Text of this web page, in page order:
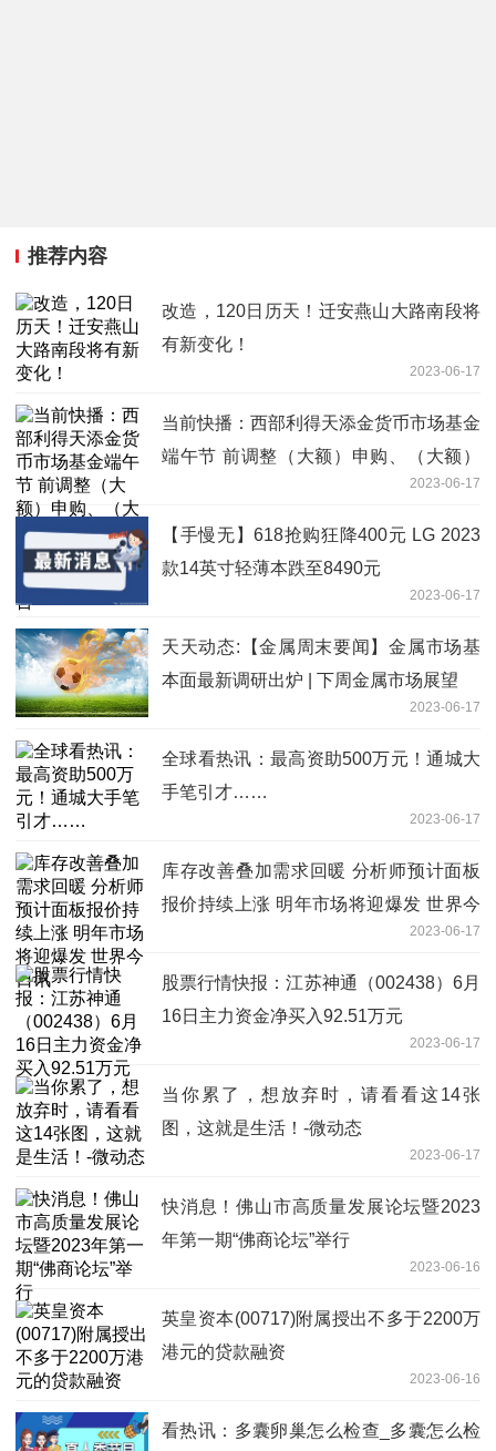
推荐内容
改造，120日历天！迁安燕山大路南段将
有新变化！​
2023-06-17
当前快播：西部利得天添金货币市场基金
端午节 前调整（大额）申购、（大额）
转换转入、 （大额）定期定额投资业务
的公告
2023-06-17
【手慢无】618抢购狂降400元 LG 2023
款14英寸轻薄本跌至8490元
2023-06-17
天天动态:【金属周末要闻】金属市场基
本面最新调研出炉 | 下周金属市场展望
2023-06-17
全球看热讯：最高资助500万元！通城大
手笔引才……
2023-06-17
库存改善叠加需求回暖 分析师预计面板
报价持续上涨 明年市场将迎爆发 世界今
2023-06-17
股票行情快报：江苏神通（002438）6月
16日主力资金净买入92.51万元
2023-06-17
当你累了，想放弃时，请看看这14张
图，这就是生活！-微动态
2023-06-17
快消息！佛山市高质量发展论坛暨2023
年第一期“佛商论坛”举行
2023-06-16
英皇资本(00717)附属授出不多于2200万
港元的贷款融资
2023-06-16
看热讯：多囊卵巢怎么检查_多囊怎么检